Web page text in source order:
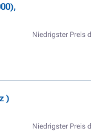
Niedrigster Preis
)
Niedrigster Preis